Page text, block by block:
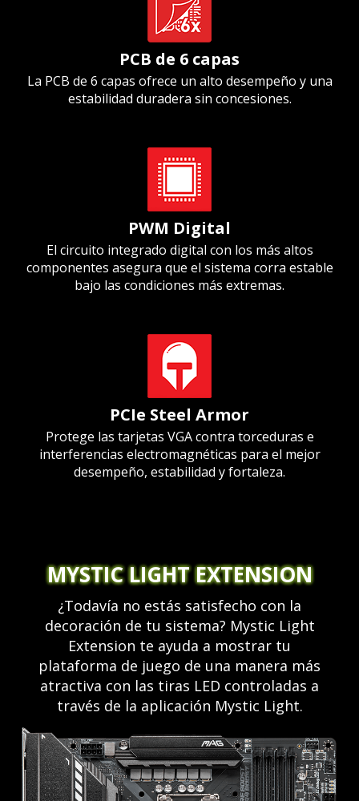
PCB de 6 capas
La PCB de 6 capas ofrece un alto desempeño y una
estabilidad duradera sin concesiones.
PWM Digital
El circuito integrado digital con los más altos
componentes asegura que el sistema corra estable
bajo las condiciones más extremas.
PCIe Steel Armor
Protege las tarjetas VGA contra torceduras e
interferencias electromagnéticas para el mejor
desempeño, estabilidad y fortaleza.
MYSTIC LIGHT EXTENSION
¿Todavía no estás satisfecho con la
decoración de tu sistema? Mystic Light
Extension te ayuda a mostrar tu
plataforma de juego de una manera más
atractiva con las tiras LED controladas a
través de la aplicación Mystic Light.